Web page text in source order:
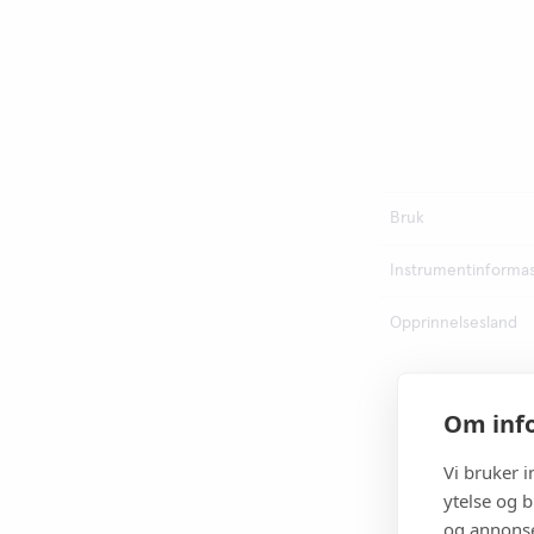
Om
Vi bruker
ytelse og
og
Bruk
Opprinnelsesland